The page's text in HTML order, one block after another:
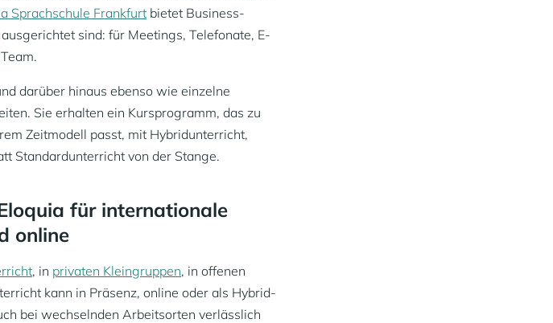
Sprachschule Frankfurt bietet Business-
sind: für Meetings, Telefonate, E-
darüber hinaus ebenso wie einzelne
Sie erhalten ein Kursprogramm, das zu
Zeitmodell passt, mit Hybridunterricht,
Standardunterricht von der Stange.
für internationale
online
, in privaten Kleingruppen, in offenen
kann in Präsenz, online oder als Hybrid-
bei wechselnden Arbeitsorten verlässlich